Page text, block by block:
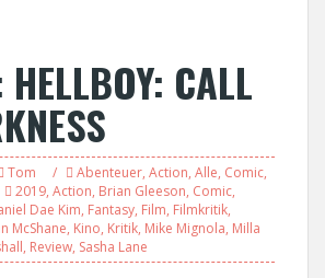
CALL
Tom Abenteuer, Action, Alle, Comic,
2019, Action, Brian Gleeson, Comic,
Dae Kim, Fantasy, Film, Filmkritik,
McShane, Kino, Kritik, Mike Mignola, Milla
, Review, Sasha Lane